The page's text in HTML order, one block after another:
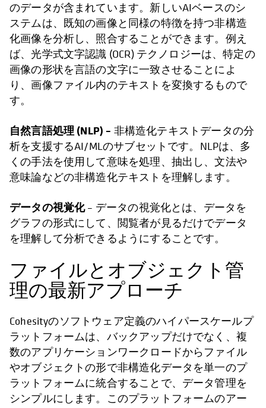
のデータが含まれています。新しいAIベースのシ
ステムは、既知の画像と同様の特徴を持つ非構造
化画像を分析し、照合することができます。例え
ば、光学式文字認識 (OCR) テクノロジーは、特定の
画像の形状を言語の文字に一致させることによ
り、画像ファイル内のテキストを変換するもので
す。
自然言語処理 (NLP) – 非構造化テキストデータの分
析を支援するAI/MLのサブセットです。NLPは、多
くの手法を使用して意味を処理、抽出し、文法や
意味論などの非構造化テキストを理解します。
データの視覚化– データの視覚化とは、データを
グラフの形式にして、閲覧者が見るだけでデータ
を理解して分析できるようにすることです。
ファイルとオブジェクト管
理の最新アプローチ
Cohesityのソフトウェア定義のハイパースケールプ
ラットフォームは、バックアップだけでなく、複
数のアプリケーションワークロードからファイル
やオブジェクトの形で非構造化データを単一のプ
ラットフォームに統合することで、データ管理を
シンプルにします。このプラットフォームのアー